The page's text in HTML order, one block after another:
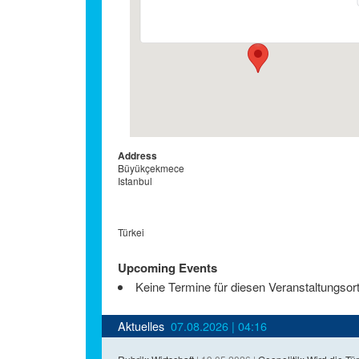
Address
Büyükçekmece
Istanbul
Türkei
Upcoming Events
Keine Termine für diesen Veranstaltungsort
Aktuelles 07.08.2026 | 04:16